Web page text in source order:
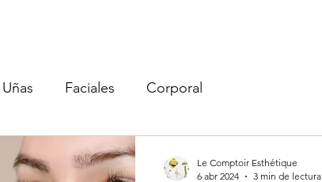
Uñas Faciales Corporal
Le Comptoir Esthétique
6 abr 2024
3 min de lectura